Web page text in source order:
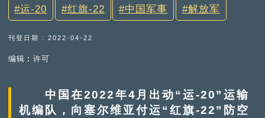
运-20 红旗-22 中国军事 解放军
刊登日期 : 2022-04-22
编辑︰许可
中国在2022年4月出动“运-20”运输
机编队，向塞尔维亚付运“红旗-22”防空